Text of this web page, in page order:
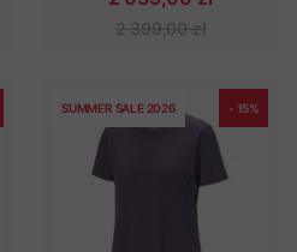
2 399,00 zł
SUMMER SALE 2026 - 15%